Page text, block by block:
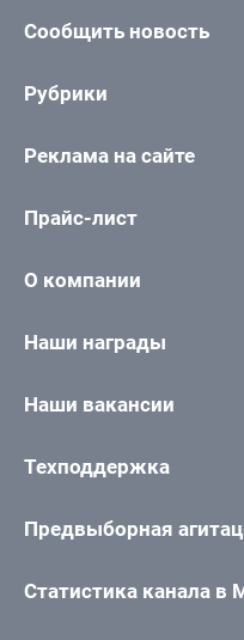
Сообщить новость
Рубрики
Реклама на сайте
Прайс-лист
О компании
Наши награды
Наши вакансии
Техподдержка
Предвыборная
Статистика канала в